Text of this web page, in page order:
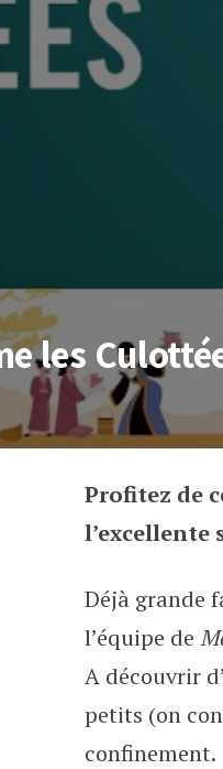
les
Mother in
Profitez de
l’excellente
Déjà grande
l’équipe de
A découvrir
petits (on
confinement.